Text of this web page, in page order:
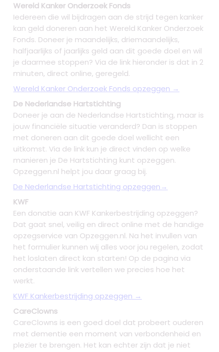
Wereld Kanker Onderzoek Fonds
Iedereen die wil bijdragen aan de strijd tegen kanker
kan geld doneren aan het Wereld Kanker Onderzoek
Fonds. Doneer je maandelijks, driemaandelijks,
halfjaarlijks of jaarlijks geld aan dit goede doel en wil
je daarmee stoppen? Via de link hieronder is dat in 2
minuten, direct online, geregeld.
Wereld Kanker Onderzoek Fonds opzeggen →
De Nederlandse Hartstichting
Doneer je aan de Nederlandse Hartstichting, maar is
jouw financiële situatie veranderd? Dan is stoppen
met doneren aan dit goede doel wellicht een
uitkomst. Via de link kun je direct vinden op welke
manieren je De Hartstichting kunt opzeggen.
Opzeggen.nl helpt jou daar graag bij.
De Nederlandse Hartstichting opzeggen→
KWF
Een donatie aan KWF Kankerbestrijding opzeggen?
Dat gaat snel, veilig en direct online met de handige
opzegservice van Opzeggen.nl. Na het invullen van
het formulier kunnen wij alles voor jou regelen, zodat
het loslaten direct kan starten! Op de pagina via
onderstaande link vertellen we precies hoe het
werkt.
KWF Kankerbestrijding opzeggen →
CareClowns
CareClowns is een goed doel dat probeert ouderen
met dementie een moment van verbondenheid en
plezier te brengen. Het kan echter zijn dat je niet